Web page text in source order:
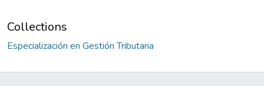
Collections
Especialización en Gestión Tributaria